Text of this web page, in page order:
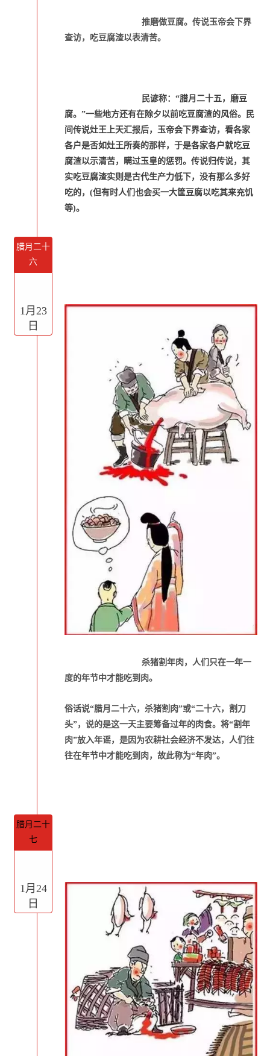
推磨做豆腐。传说玉帝会下界
查访，吃豆腐渣以表清苦。
民谚称：“腊月二十五，磨豆
腐。”一些地方还有在除夕以前吃豆腐渣的风俗。民
间传说灶王上天汇报后，玉帝会下界查访，看各家
各户是否如灶王所奏的那样，于是各家各户就吃豆
腐渣以示清苦，瞒过玉皇的惩罚。传说归传说，其
实吃豆腐渣实则是古代生产力低下，没有那么多好
吃的，(但有时人们也会买一大筐豆腐以吃其来充饥
等)。
腊月二十
六
1月23
日
杀猪割年肉，人们只在一年一
度的年节中才能吃到肉。
俗话说“腊月二十六，杀猪割肉”或“二十六，割刀
头”，说的是这一天主要筹备过年的肉食。将“割年
肉”放入年谣，是因为农耕社会经济不发达，人们往
往在年节中才能吃到肉，故此称为“年肉”。
腊月二十
七
1月24
日